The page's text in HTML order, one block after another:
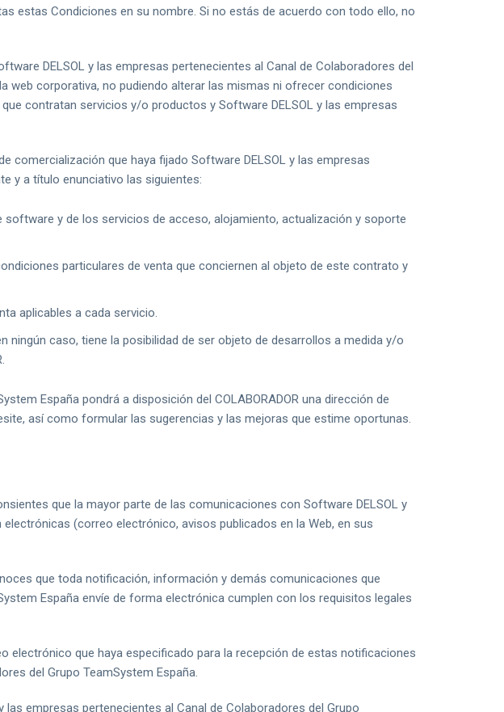
estas Condiciones en su nombre. Si no estás de acuerdo con todo ello, no
DELSOL y las empresas pertenecientes al Canal de Colaboradores del
web corporativa, no pudiendo alterar las mismas ni ofrecer condiciones
contratan servicios y/o productos y Software DELSOL y las empresas
comercialización que haya fijado Software DELSOL y las empresas
y a título enunciativo las siguientes:
y de los servicios de acceso, alojamiento, actualización y soporte
particulares de venta que conciernen al objeto de este contrato y
aplicables a cada servicio.
caso, tiene la posibilidad de ser objeto de desarrollos a medida y/o
España pondrá a disposición del COLABORADOR una dirección de
así como formular las sugerencias y las mejoras que estime oportunas.
que la mayor parte de las comunicaciones con Software DELSOL y
(correo electrónico, avisos publicados en la Web, en sus
que toda notificación, información y demás comunicaciones que
España envíe de forma electrónica cumplen con los requisitos legales
electrónico que haya especificado para la recepción de estas notificaciones
del Grupo TeamSystem España.
empresas pertenecientes al Canal de Colaboradores del Grupo